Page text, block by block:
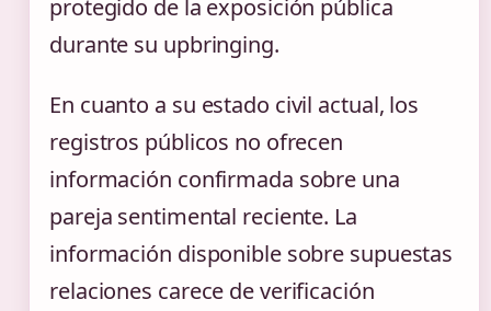
protegido de la exposición pública
durante su upbringing.
En cuanto a su estado civil actual, los
registros públicos no ofrecen
información confirmada sobre una
pareja sentimental reciente. La
información disponible sobre supuestas
relaciones carece de verificación